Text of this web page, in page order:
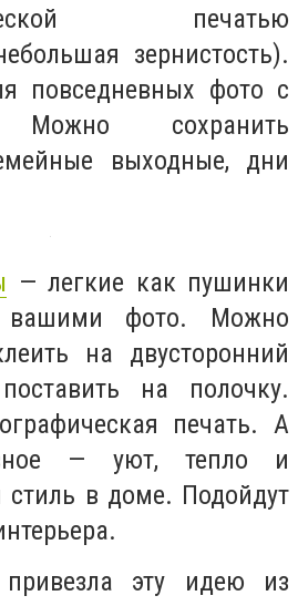
печатью
зернистость).
повседневных фото с
Можно сохранить
выходные, дни
— легкие как пушинки
вашими фото. Можно
на двусторонний
на полочку.
печать. А
— уют, тепло и
стиль в доме. Подойдут
эту идею из